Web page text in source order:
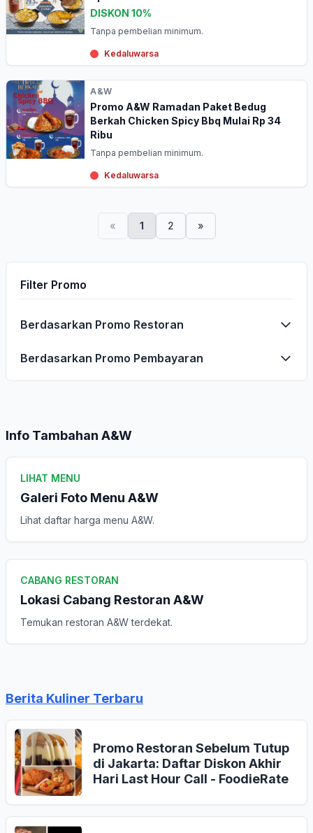
DISKON 10%
Tanpa pembelian minimum.
Kedaluwarsa
A&W
Promo A&W Ramadan Paket Bedug
Berkah Chicken Spicy Bbq Mulai Rp 34
Ribu
Tanpa pembelian minimum.
Kedaluwarsa
« 1 2 »
Filter Promo
Berdasarkan Promo Restoran
Berdasarkan Promo Pembayaran
Info Tambahan A&W
LIHAT MENU
Galeri Foto Menu A&W
Lihat daftar harga menu A&W.
CABANG RESTORAN
Lokasi Cabang Restoran A&W
Temukan restoran A&W terdekat.
Berita Kuliner Terbaru
Promo Restoran Sebelum Tutup
di Jakarta: Daftar Diskon Akhir
Hari Last Hour Call - FoodieRate